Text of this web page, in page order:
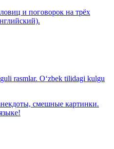
и поговорок на трёх
rasmlar. O‘zbek tilidagi kulgu
смешные картинки.